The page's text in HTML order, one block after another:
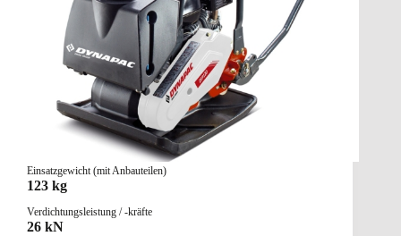
Einsatzgewicht (mit Anbauteilen)
123 kg
Verdichtungsleistung / -kräfte
26 kN